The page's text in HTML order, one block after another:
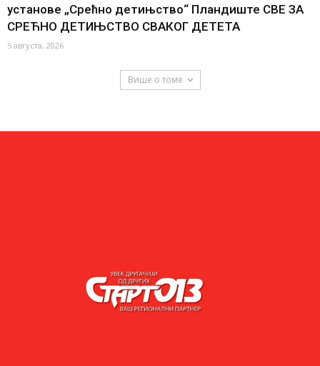
установе „Срећно детињство“ Пландиште СВЕ ЗА
СРЕЋНО ДЕТИЊСТВО СВАКОГ ДЕТЕТА
5 августа, 2026
Више о томе